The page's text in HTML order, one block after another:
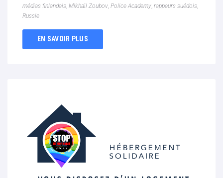
médias finlandais, Mikhaïl Zoubov, Police Academy, rappeurs suédois,
Russie
EN SAVOIR PLUS